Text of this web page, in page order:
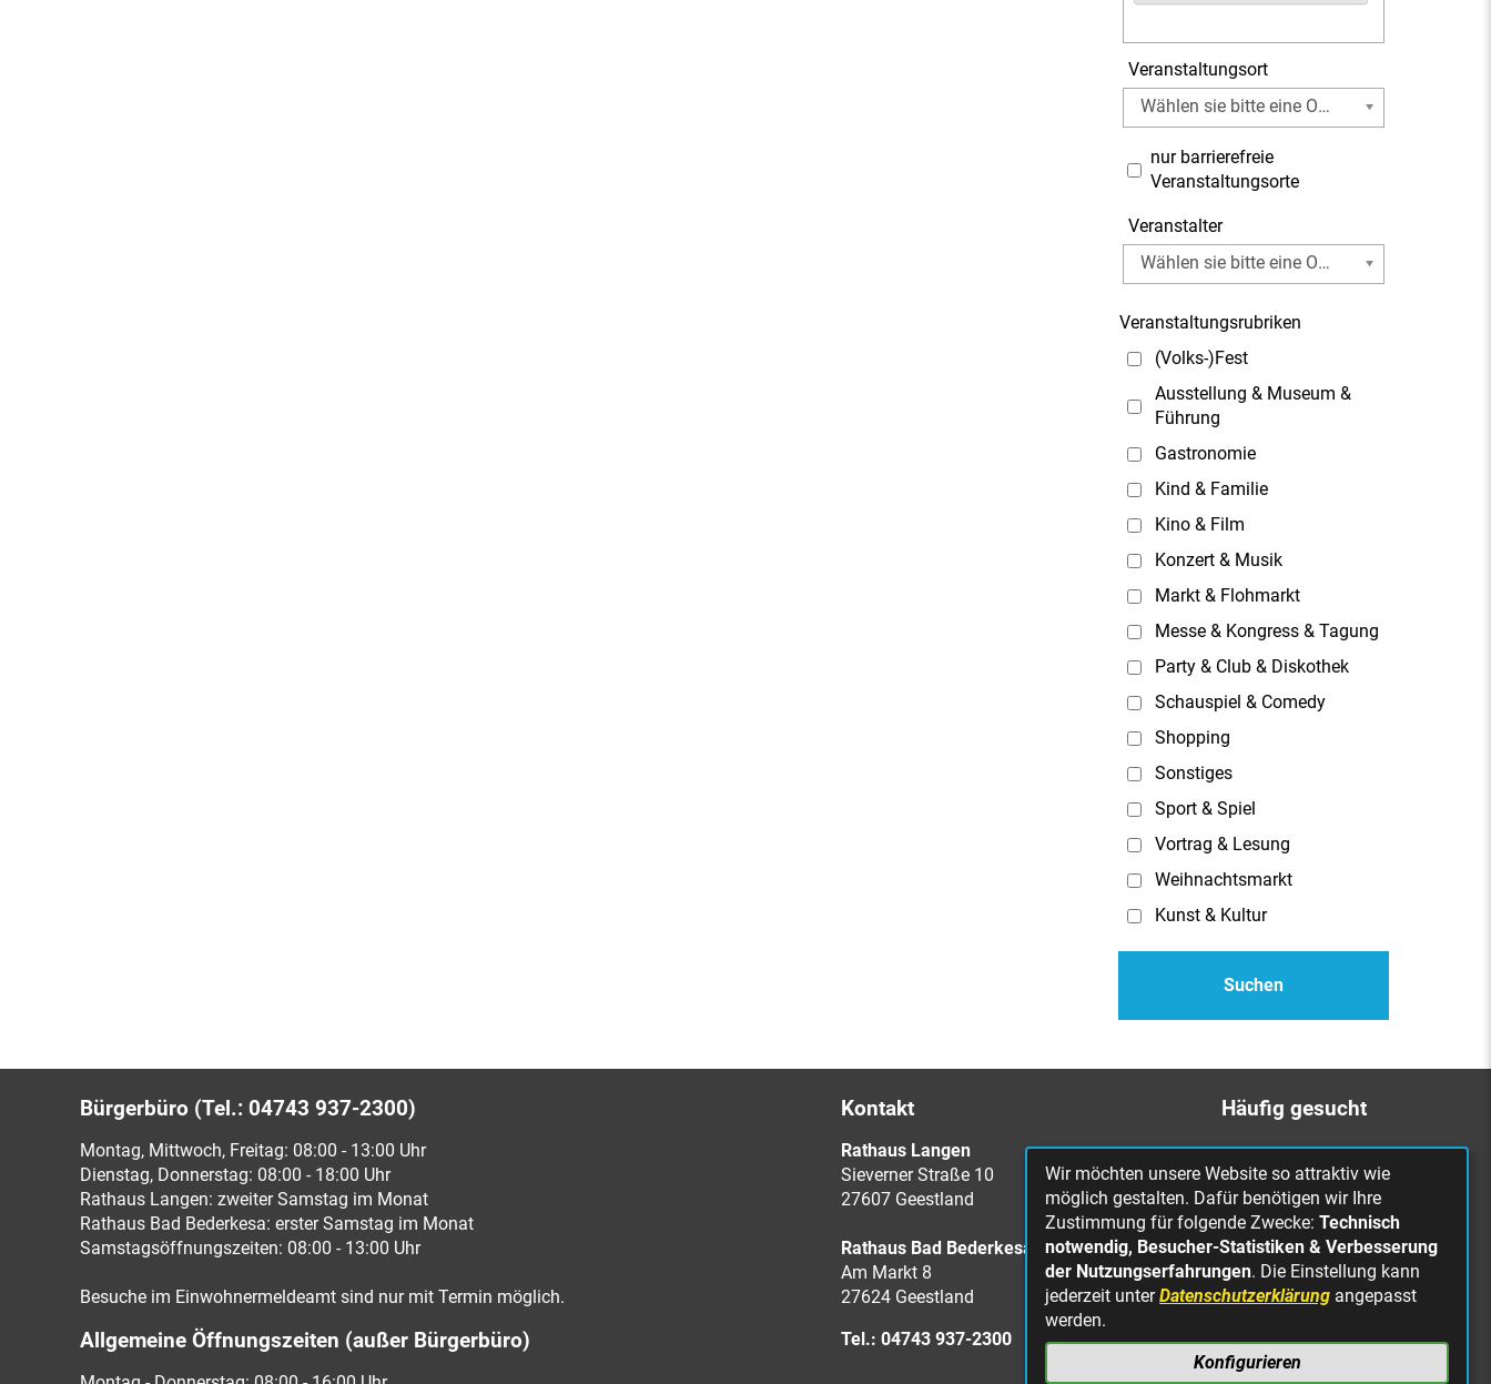
Veranstaltungsort
Wählen sie bitte eine Option aus.
Veranstalter
Wählen sie bitte eine Option aus.
nur barrierefreie
Veranstaltungsorte
Veranstaltungsrubriken
(Volks-)Fest
Ausstellung & Museum &
Führung
Gastronomie
Kind & Familie
Kino & Film
Konzert & Musik
Markt & Flohmarkt
Messe & Kongress & Tagung
Party & Club & Diskothek
Schauspiel & Comedy
Shopping
Sonstiges
Sport & Spiel
Vortrag & Lesung
Weihnachtsmarkt
Kunst & Kultur
Bürgerbüro (Tel.: 04743 937-2300)
Montag, Mittwoch, Freitag: 08:00 - 13:00 Uhr
Dienstag, Donnerstag: 08:00 - 18:00 Uhr
Rathaus Langen: zweiter Samstag im Monat
Rathaus Bad Bederkesa: erster Samstag im Monat
Samstagsöffnungszeiten: 08:00 - 13:00 Uhr
Besuche im Einwohnermeldeamt sind nur mit Termin möglich.
Allgemeine Öffnungszeiten (außer Bürgerbüro)
Kontakt
Rathaus Langen
Sieverner Straße 10
27607 Geestland
Rathaus Bad Bederkesa
Am Markt 8
27624 Geestland
Tel.: 04743 937-2300
Häufig gesucht
Bürgerbüro
Online Rathaus
Was erledige ich wo?
Stellenangebote
Mängelmeldung
defekt
Wir möchten unsere Website so attraktiv wie
möglich gestalten. Dafür benötigen wir Ihre
Zustimmung für folgende Zwecke: Technisch
notwendig, Besucher-Statistiken & Verbesserung
der Nutzungserfahrungen. Die Einstellung kann
jederzeit unterDatenschutzerklärung angepasst
werden.
Konfigurieren